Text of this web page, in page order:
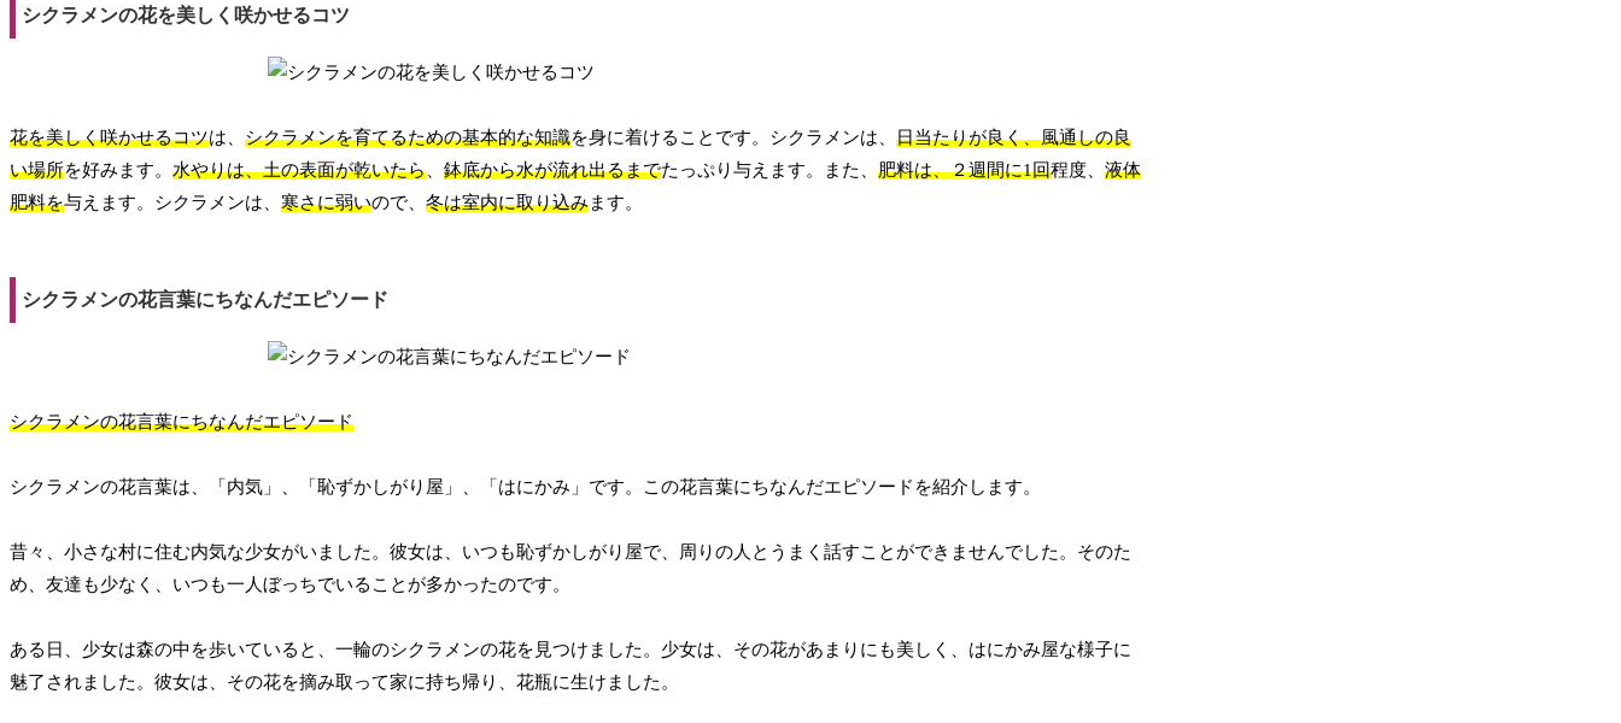
シクラメンの花を美しく咲かせるコツ
花を美しく咲かせるコツは、 シクラメンを育てるための基本的な知識を身に着けることです。シクラメンは、 日当たりが良く、風通しの良
い場所を好みます。 水やりは、土の表面が乾いたら、 鉢底から水が流れ出るまでたっぷり与えます。また、 肥料は、２週間に1回程度、 液体
肥料を与えます。シクラメンは、 寒さに弱いので、 冬は室内に取り込みます。
シクラメンの花言葉にちなんだエピソード
シクラメンの花言葉にちなんだエピソード
シクラメンの花言葉は、「内気」、「恥ずかしがり屋」、「はにかみ」です。この花言葉にちなんだエピソードを紹介します。
昔々、小さな村に住む内気な少女がいました。彼女は、いつも恥ずかしがり屋で、周りの人とうまく話すことができませんでした。そのた
め、友達も少なく、いつも一人ぼっちでいることが多かったのです。
ある日、少女は森の中を歩いていると、一輪のシクラメンの花を見つけました。少女は、その花があまりにも美しく、はにかみ屋な様子に
魅了されました。彼女は、その花を摘み取って家に持ち帰り、花瓶に生けました。